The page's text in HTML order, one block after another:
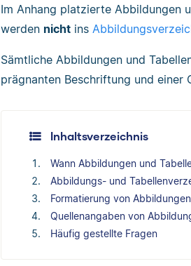
Im Anhang platzierte Abbildungen
werden nicht ins
Sämtliche Abbildungen und
prägnanten Beschriftung und einer
Inhaltsverzeichnis
Wann Abbildungen und
Abbildungs- und
Formatierung von
Quellenangaben von
Häufig gestellte Fragen